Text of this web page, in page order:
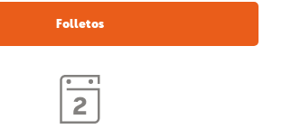
Folletos